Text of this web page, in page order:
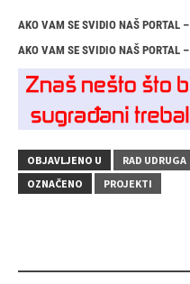
AKO VAM SE SVIDIO NAŠ PORTAL –
AKO VAM SE SVIDIO NAŠ PORTAL –
OBJAVLJENO U
RAD UDRUGA
OZNAČENO
PROJEKTI